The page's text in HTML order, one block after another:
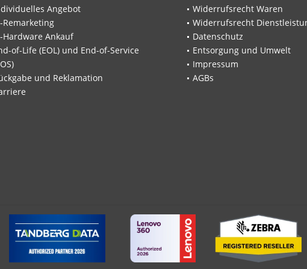
Angebot
Remarketing
Hardware Ankauf
of-Life (EOL) und End-of-Service
und Reklamation
Widerrufsrecht Waren
Widerrufsrecht
Datenschutz
Entsorgung und Umwelt
Impressum
AGBs